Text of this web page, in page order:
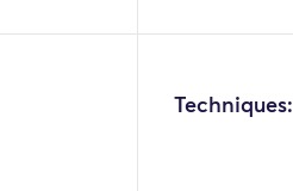
Techniques: